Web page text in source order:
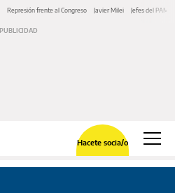
Represión frente al Congreso Javier Milei Jefes del PAMI
Hacete socia/o